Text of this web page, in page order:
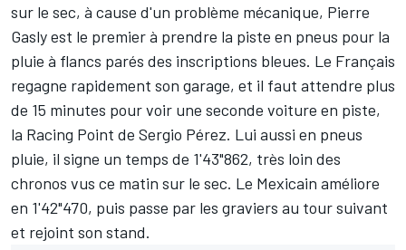
sur le sec, à cause d'un problème mécanique, Pierre
Gaslyest le premier à prendre la piste en pneus pour la
pluie à flancs parés des inscriptions bleues. Le Français
regagne rapidement son garage, et il faut attendre plus
de 15 minutes pour voir une seconde voiture en piste,
la Racing Point de Sergio Pérez. Lui aussi en pneus
pluie, il signe un temps de 1'43"862, très loin des
chronos vus ce matin sur le sec. Le Mexicain améliore
en 1'42"470, puis passe par les graviers au tour suivant
et rejoint son stand.